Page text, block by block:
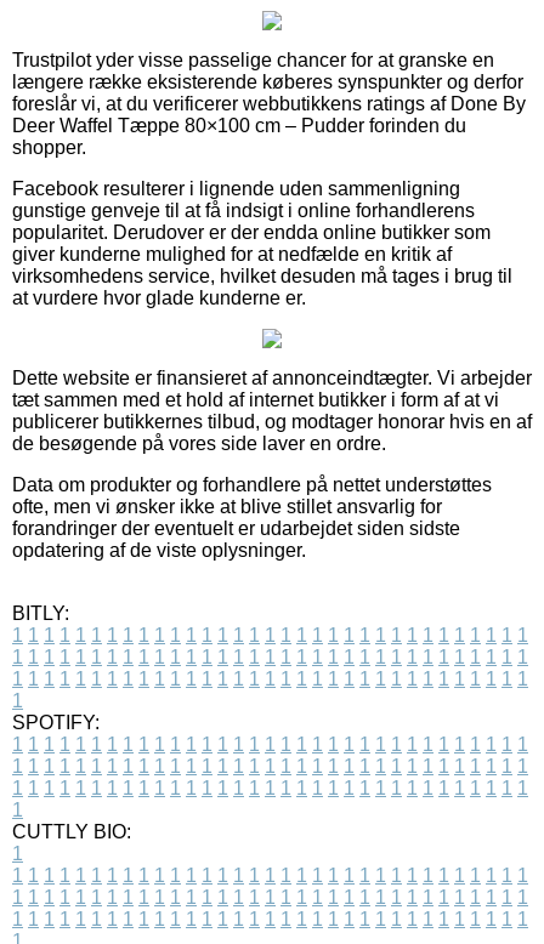
Trustpilot yder visse passelige chancer for at granske en
længere række eksisterende køberes synspunkter og derfor
foreslår vi, at du verificerer webbutikkens ratings af Done By
Deer Waffel Tæppe 80×100 cm – Pudder forinden du
shopper.
Facebook resulterer i lignende uden sammenligning
gunstige genveje til at få indsigt i online forhandlerens
popularitet. Derudover er der endda online butikker som
giver kunderne mulighed for at nedfælde en kritik af
virksomhedens service, hvilket desuden må tages i brug til
at vurdere hvor glade kunderne er.
Dette website er finansieret af annonceindtægter. Vi arbejder
tæt sammen med et hold af internet butikker i form af at vi
publicerer butikkernes tilbud, og modtager honorar hvis en af
de besøgende på vores side laver en ordre.
Data om produkter og forhandlere på nettet understøttes
ofte, men vi ønsker ikke at blive stillet ansvarlig for
forandringer der eventuelt er udarbejdet siden sidste
opdatering af de viste oplysninger.
BITLY:
1 1 1 1 1 1 1 1 1 1 1 1 1 1 1 1 1 1 1 1 1 1 1 1 1 1 1 1 1 1 1 1 1
1 1 1 1 1 1 1 1 1 1 1 1 1 1 1 1 1 1 1 1 1 1 1 1 1 1 1 1 1 1 1 1 1
1 1 1 1 1 1 1 1 1 1 1 1 1 1 1 1 1 1 1 1 1 1 1 1 1 1 1 1 1 1 1 1 1
1
SPOTIFY:
1 1 1 1 1 1 1 1 1 1 1 1 1 1 1 1 1 1 1 1 1 1 1 1 1 1 1 1 1 1 1 1 1
1 1 1 1 1 1 1 1 1 1 1 1 1 1 1 1 1 1 1 1 1 1 1 1 1 1 1 1 1 1 1 1 1
1 1 1 1 1 1 1 1 1 1 1 1 1 1 1 1 1 1 1 1 1 1 1 1 1 1 1 1 1 1 1 1 1
1
CUTTLY BIO:
1
1 1 1 1 1 1 1 1 1 1 1 1 1 1 1 1 1 1 1 1 1 1 1 1 1 1 1 1 1 1 1 1 1
1 1 1 1 1 1 1 1 1 1 1 1 1 1 1 1 1 1 1 1 1 1 1 1 1 1 1 1 1 1 1 1 1
1 1 1 1 1 1 1 1 1 1 1 1 1 1 1 1 1 1 1 1 1 1 1 1 1 1 1 1 1 1 1 1 1